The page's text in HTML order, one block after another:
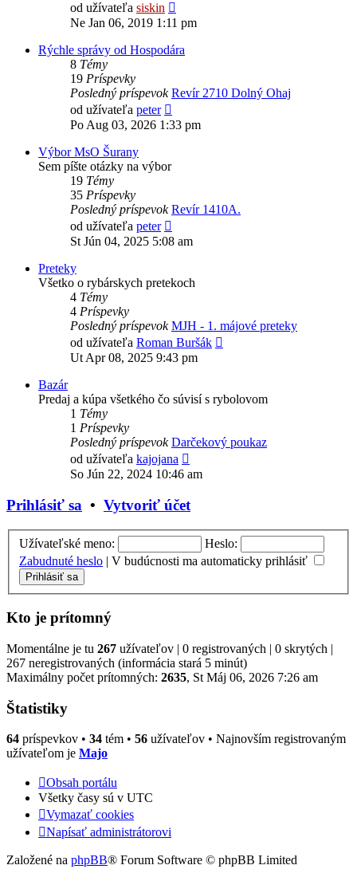
od užívateľa siskin
posledný
príspevok
Ne Jan 06, 2019 1:11 pm
Rýchle správy od Hospodára
8 Témy
19 Príspevky
Posledný príspevok Revír 2710 Dolný Ohaj
od užívateľa peter
posledný
príspevok
Po Aug 03, 2026 1:33 pm
Výbor MsO Šurany
Sem píšte otázky na výbor
19 Témy
35 Príspevky
Posledný príspevok Revír 1410A.
od užívateľa peter
posledný
St Jún 04, 2025 5:08 am
Preteky
Všetko o rybárskych pretekoch
4 Témy
4 Príspevky
Posledný príspevok MJH - 1. májové preteky
od užívateľa Roman Buršák
Ut Apr 08, 2025 9:43 pm
Bazár
Predaj a kúpa všetkého čo súvisí s rybolovom
1 Témy
1 Príspevky
Posledný príspevok Darčekový poukaz
od užívateľa kajojana
posledný
So Jún 22, 2024 10:46 am
Prihlásiť sa • Vytvoriť účet
Užívateľské meno:
Heslo:
Zabudnuté heslo | V budúcnosti ma automaticky prihlásiť
Kto je prítomný
Momentálne je tu 267 užívateľov | 0 registrovaných | 0 skrytých |
267 neregistrovaných (informácia stará 5 minút)
Maximálny počet prítomných: 2635, St Máj 06, 2026 7:26 am
Štatistiky
64 príspevkov • 34 tém • 56 užívateľov • Najnovším registrovaným
užívateľom je Majo
Obsah portálu
Všetky časy sú v UTC
Vymazať cookies
Napísať administrátorovi
Založené na phpBB® Forum Software © phpBB Limited